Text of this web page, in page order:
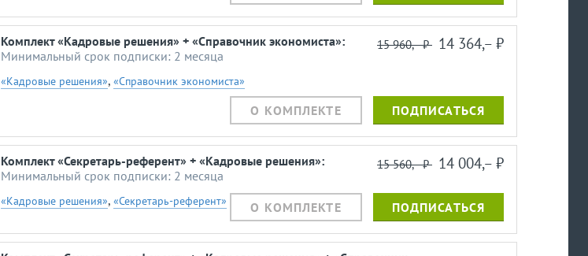
Комплект «Кадровые решения» + «Справочник экономиста»:
Минимальный срок подписки: 2 месяца
15 960,– ⃏ 14 364,– ⃏
«Кадровые решения», «Справочник экономиста»
О КОМПЛЕКТЕ ПОДПИСАТЬСЯ
Комплект «Секретарь-референт» + «Кадровые решения»:
Минимальный срок подписки: 2 месяца
15 560,– ⃏ 14 004,– ⃏
«Кадровые решения», «Секретарь-референт» О КОМПЛЕКТЕ ПОДПИСАТЬСЯ